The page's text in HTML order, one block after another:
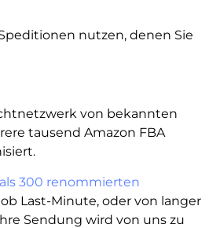
nutzen, denen Sie
von bekannten
tausend Amazon FBA
300 renommierten
ob Last-Minute, oder von langer
Sendung wird von uns zu